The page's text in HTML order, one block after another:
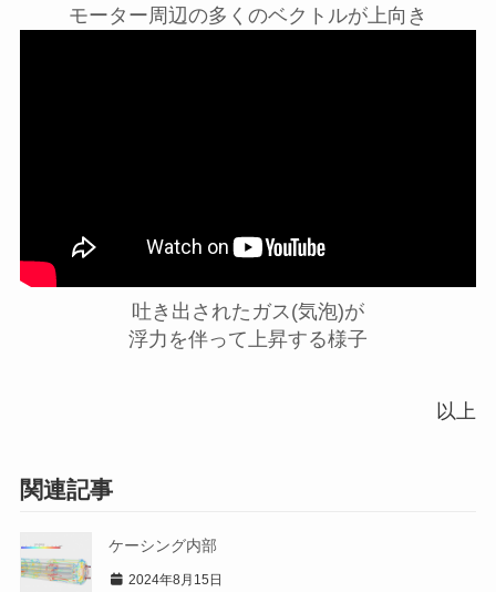
モーター周辺の多くのベクトルが上向き
吐き出されたガス(気泡)が
浮力を伴って上昇する様子
以上
関連記事
ケーシング内部
2024年8月15日